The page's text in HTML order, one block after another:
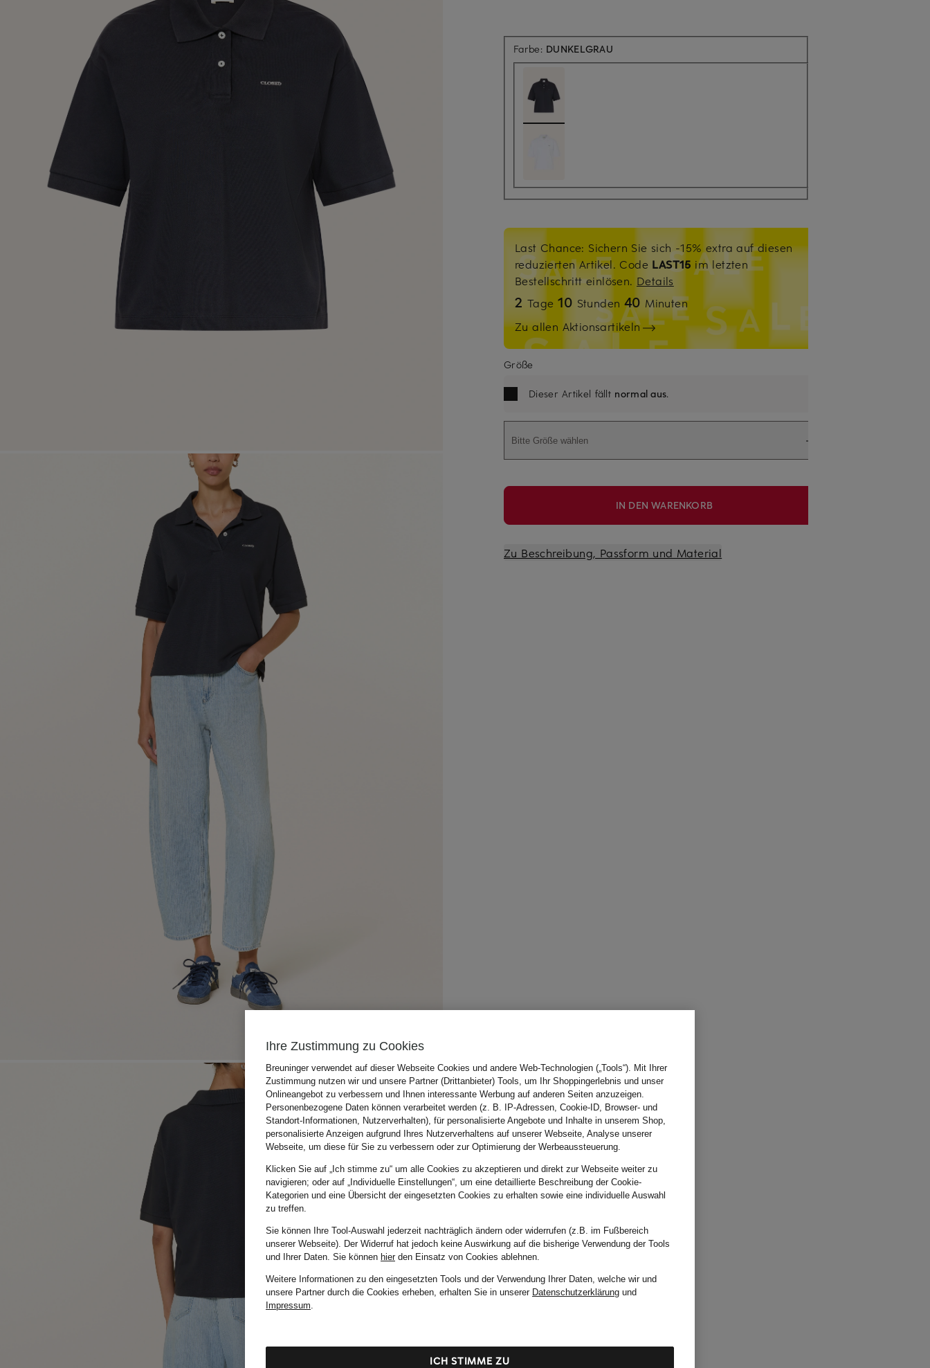
Farbe: DUNKELGRAU
Last Chance: Sichern Sie sich -15% extra auf diesen
reduzierten Artikel. Code LAST15 im letzten
Bestellschritt einlösen. Details
2 Tage10 Stunden 40 Minuten
Zu allen Aktionsartikeln
Größe
Dieser Artikel fällt normal aus.
Bitte Größe wählen
IN DEN WARENKORB
Zu Beschreibung, Passform und Material
Ihre Zustimmung zu Cookies
Breuninger verwendet auf dieser Webseite Cookies und andere Web-Technologien („Tools“). Mit Ihrer
Zustimmung nutzen wir und unsere Partner (Drittanbieter) Tools, um Ihr Shoppingerlebnis und unser
Onlineangebot zu verbessern und Ihnen interessante Werbung auf anderen Seiten anzuzeigen.
Personenbezogene Daten können verarbeitet werden (z. B. IP-Adressen, Cookie-ID, Browser- und
Standort-Informationen, Nutzerverhalten), für personalisierte Angebote und Inhalte in unserem Shop,
personalisierte Anzeigen aufgrund Ihres Nutzerverhaltens auf unserer Webseite, Analyse unserer
Webseite, um diese für Sie zu verbessern oder zur Optimierung der Werbeaussteuerung.
Klicken Sie auf „Ich stimme zu“ um alle Cookies zu akzeptieren und direkt zur Webseite weiter zu
navigieren; oder auf „Individuelle Einstellungen“, um eine detaillierte Beschreibung der Cookie-
Kategorien und eine Übersicht der eingesetzten Cookies zu erhalten sowie eine individuelle Auswahl
zu treffen.
Sie können Ihre Tool-Auswahl jederzeit nachträglich ändern oder widerrufen (z.B. im Fußbereich
unserer Webseite). Der Widerruf hat jedoch keine Auswirkung auf die bisherige Verwendung der Tools
und Ihrer Daten. Sie können hierden Einsatz von Cookies ablehnen.
Weitere Informationen zu den eingesetzten Tools und der Verwendung Ihrer Daten, welche wir und
unsere Partner durch die Cookies erheben, erhalten Sie in unserer Datenschutzerklärung und
Impressum.
ICH STIMME ZU